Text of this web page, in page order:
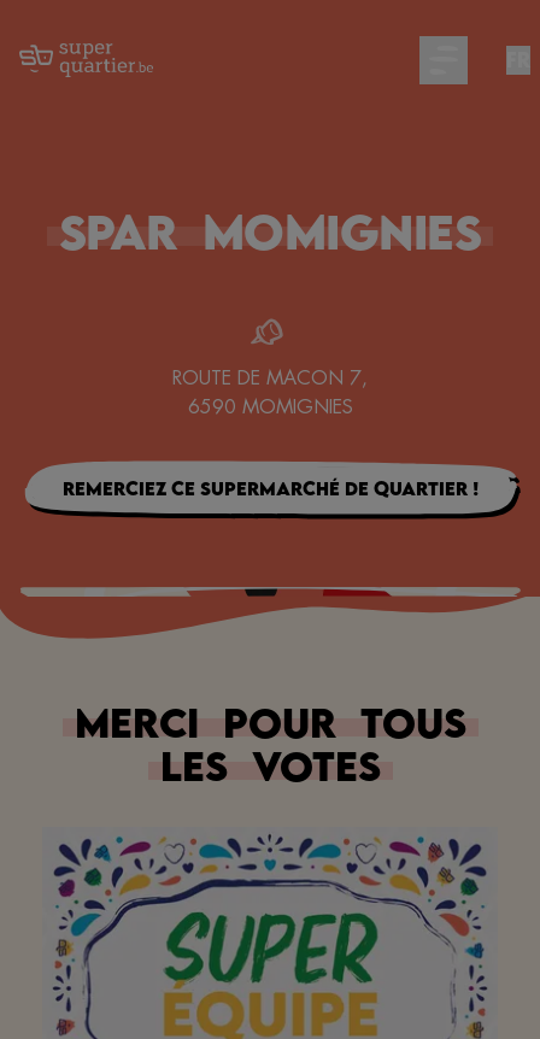
Open main
Spar Momignies
ROUTE DE MACON 7,
6590 MOMIGNIES
Remerciez ce supermarché de quartier !
Merci pour tous
les votes